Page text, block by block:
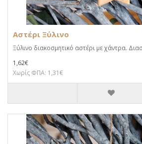
Αστέρι Ξύλινο
Ξύλινο διακοσμητικό αστέρι με χάντρα.
1,62€
Χωρίς ΦΠΑ: 1,31€